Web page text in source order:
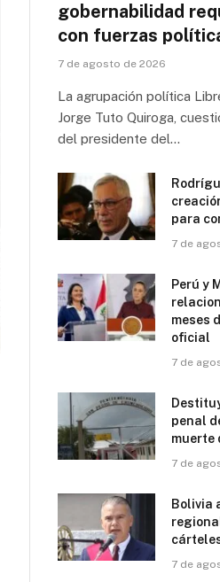
gobernabilidad
con fuerzas
7 de agosto de 2026
La agrupación política
Jorge Tuto Quiroga,
del presidente del…
para
7 de
Perú y
meses
oficial
7 de
penal
muerte
7 de
Bolivia
7 de